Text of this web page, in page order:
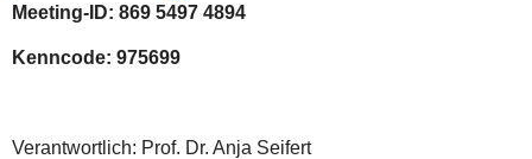
Meeting-ID: 869 5497 4894
Kenncode: 975699
Verantwortlich: Prof. Dr. Anja Seifert